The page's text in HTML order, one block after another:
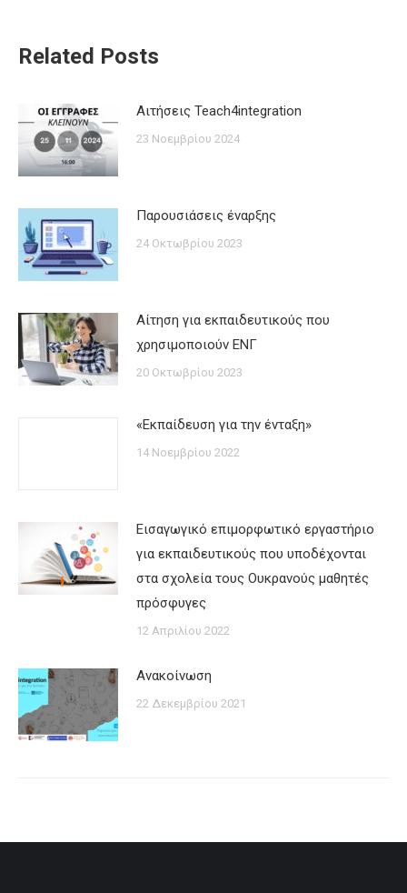
Related Posts
Αιτήσεις Teach4integration
23 Νοεμβρίου 2024
Παρουσιάσεις έναρξης
24 Οκτωβρίου 2023
Αίτηση για εκπαιδευτικούς που
χρησιμοποιούν ΕΝΓ
20 Οκτωβρίου 2023
«Εκπαίδευση για την ένταξη»
14 Νοεμβρίου 2022
Εισαγωγικό επιμορφωτικό εργαστήριο
για εκπαιδευτικούς που υποδέχονται
στα σχολεία τους Ουκρανούς μαθητές
πρόσφυγες
12 Απριλίου 2022
Ανακοίνωση
22 Δεκεμβρίου 2021